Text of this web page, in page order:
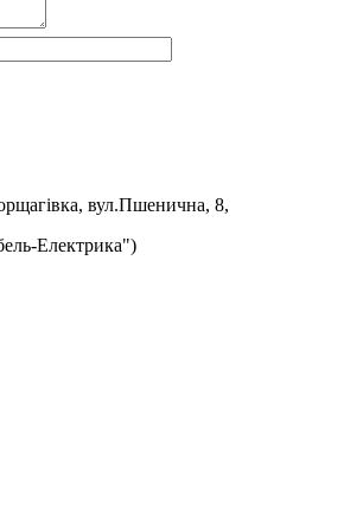
вул.Пшенична, 8,
Електрика")